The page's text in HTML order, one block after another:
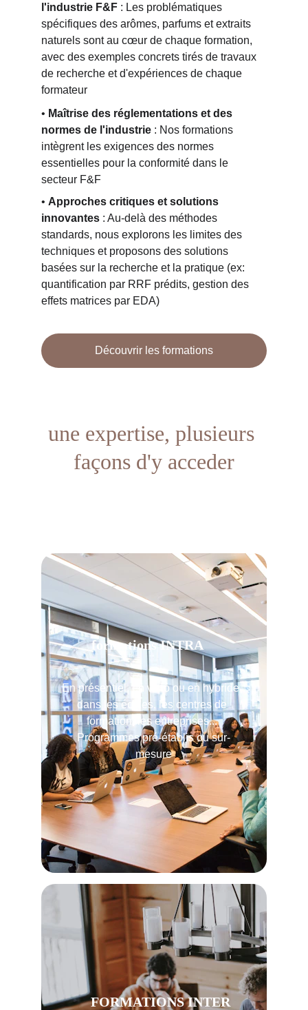
l'industrie F&F : Les problématiques
spécifiques des arômes, parfums et extraits
naturels sont au cœur de chaque formation,
avec des exemples concrets tirés de travaux
de recherche et d'expériences de chaque
formateur
• Maîtrise des réglementations et des
normes de l'industrie : Nos formations
intègrent les exigences des normes
essentielles pour la conformité dans le
secteur F&F
• Approches critiques et solutions
innovantes : Au-delà des méthodes
standards, nous explorons les limites des
techniques et proposons des solutions
basées sur la recherche et la pratique (ex:
quantification par RRF prédits, gestion des
effets matrices par EDA)
Découvrir les formations
une expertise, plusieurs
façons d'y acceder
formations INTRA
En présentiel, en visio ou en hybride,
dans les écoles, les centres de
formation, les entreprises...
Programmes pré-établis ou sur-
mesure
FORMATIONS INTER